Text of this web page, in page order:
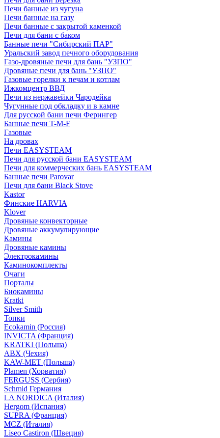
Печи банные из чугуна
Печи банные на газу
Печи банные с закрытой каменкой
Печи для бани с баком
Банные печи "Сибирский ПАР"
Уральский завод печного оборудования
Газо-дровяные печи для бань "УЗПО"
Дровяные печи для бань "УЗПО"
Газовые горелки к печам и котлам
Ижкомцентр ВВД
Печи из нержавейки Чародейка
Чугунные под обкладку и в камне
Для русской бани печи Ферингер
Банные печи T-M-F
Газовые
На дровах
Печи EASYSTEAM
Печи для русской бани EASYSTEAM
Печи для коммерческих бань EASYSTEAM
Банные печи Parovar
Печи для бани Black Stove
Kastor
Финские HARVIA
Klover
Дровяные конвекторные
Дровяные аккумулирующие
Камины
Дровяные камины
Электрокамины
Каминокомплекты
Очаги
Порталы
Биокамины
Kratki
Silver Smith
Топки
Ecokamin (Россия)
INVICTA (Франция)
KRATKI (Польша)
ABX (Чехия)
KAW-MET (Польша)
Plamen (Хорватия)
FERGUSS (Сербия)
Schmid Германия
LA NORDICA (Италия)
Hergom (Испания)
SUPRA (Франция)
MCZ (Италия)
Liseo Castiron (Швеция)